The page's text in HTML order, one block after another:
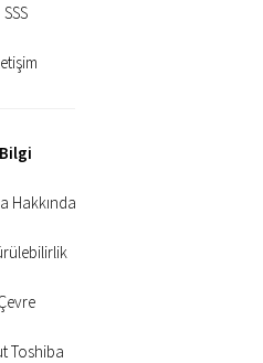
SSS
Bilgi
Hakkında
Toshiba